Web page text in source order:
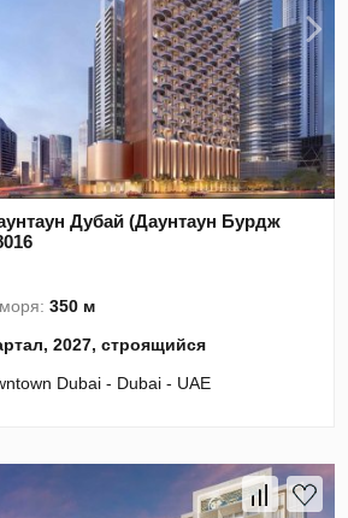
Дубай (Даунтаун Бурдж
моря:350 м
2027, строящийся
Dubai - Dubai - UAE